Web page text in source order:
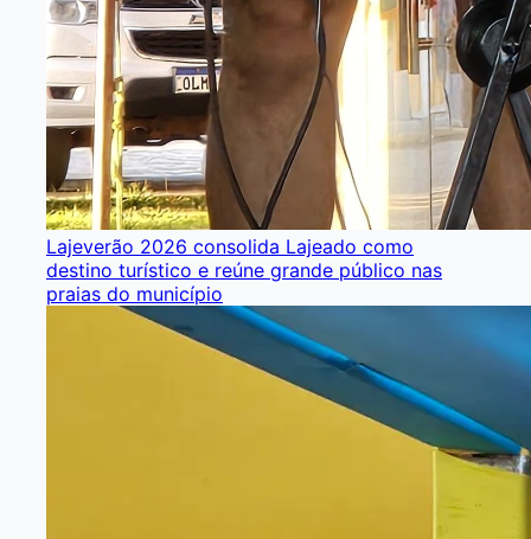
Lajeverão 2026 consolida Lajeado como
destino turístico e reúne grande público nas
praias do município